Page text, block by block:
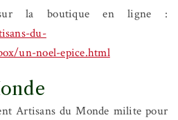
la boutique en ligne :
du-
un-noel-epice.html
Artisans du Monde milite pour